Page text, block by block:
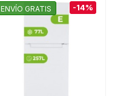
ENVÍO GRATIS -14%